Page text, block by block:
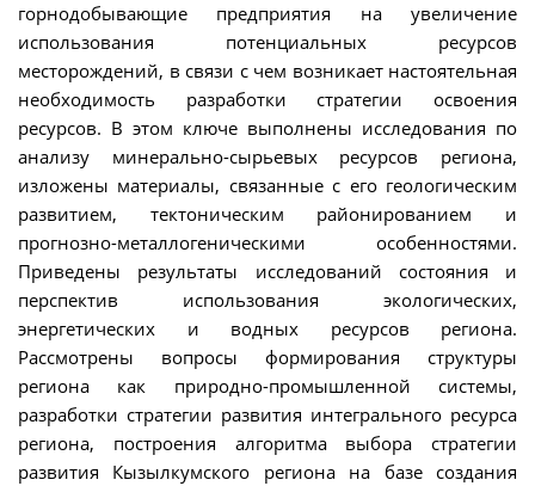
горнодобывающие предприятия на увеличение
использования потенциальных ресурсов
месторождений, в связи с чем возникает настоятельная
необходимость разработки стратегии освоения
ресурсов. В этом ключе выполнены исследования по
анализу минерально-сырьевых ресурсов региона,
изложены материалы, связанные с его геологическим
развитием, тектоническим районированием и
прогнозно-металлогеническими особенностями.
Приведены результаты исследований состояния и
перспектив использования экологических,
энергетических и водных ресурсов региона.
Рассмотрены вопросы формирования структуры
региона как природно-промышленной системы,
разработки стратегии развития интегрального ресурса
региона, построения алгоритма выбора стратегии
развития Кызылкумского региона на базе создания